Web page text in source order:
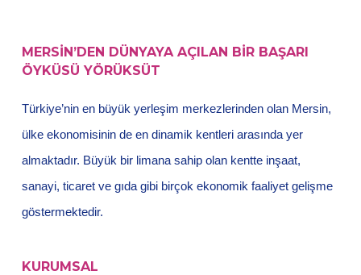
MERSİN’DEN DÜNYAYA AÇILAN BİR BAŞARI
ÖYKÜSÜ YÖRÜKSÜT
Türkiye’nin en büyük yerleşim merkezlerinden olan Mersin,
ülke ekonomisinin de en dinamik kentleri arasında yer
almaktadır. Büyük bir limana sahip olan kentte inşaat,
sanayi, ticaret ve gıda gibi birçok ekonomik faaliyet gelişme
göstermektedir.
KURUMSAL